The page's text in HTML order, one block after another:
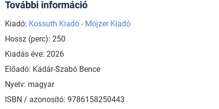
További információ
Kiadó: Kossuth Kiadó - Mojzer Kiadó
Hossz (perc): 250
Kiadás éve: 2026
Előadó: Kádár-Szabó Bence
Nyelv: magyar
ISBN / azonosító: 9786158250443